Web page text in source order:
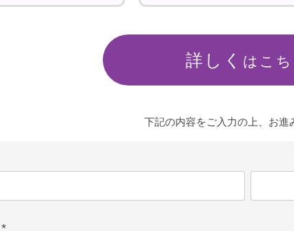
詳しく はこち
下記の内容をご入力の上、お進